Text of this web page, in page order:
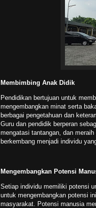
Membimbing Anak Didik
Pendidikan bertujuan untuk
mengembangkan minat serta
berbagai pengetahuan dan
Guru dan pendidik berperan
mengatasi tantangan, dan
berkembang menjadi individu
Mengembangkan Potensi
Setiap individu memiliki potensi
untuk mengembangkan potensi
masyarakat. Potensi manusia